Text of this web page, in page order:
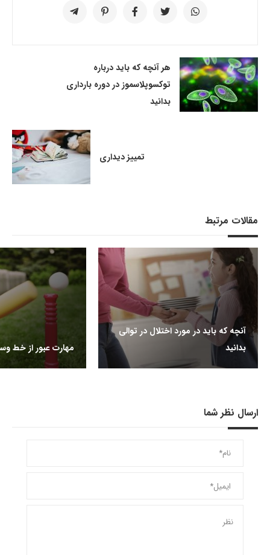
هر آنچه که باید درباره
توكسوپلاسموز در دوره بارداری
بدانید
تمییز دیداری
مقالات مرتبط
آنچه که باید در مورد اختلال در توالی
بدانید
مهارت عبور از خط
ارسال نظر شما